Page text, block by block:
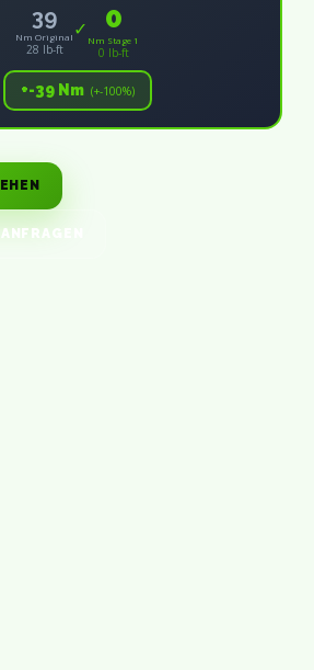
39
Nm Original
28 lb-ft
✓ 0
Nm Stage 1
0 lb-ft
+-39 Nm (+-100%)